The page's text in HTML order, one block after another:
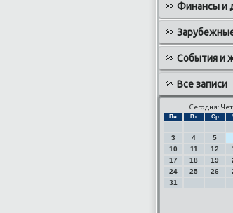
Финансы и
События и
Все записи
Сегодня:
Пн Вт Ср
3
4 5
10
11 12
17
18 19
24
25 26
31